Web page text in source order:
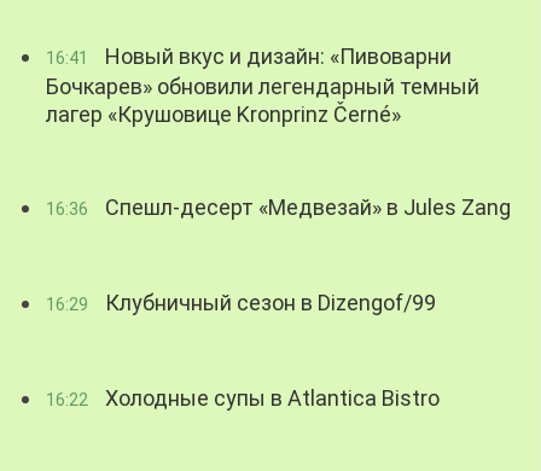
16:41
Новый вкус и дизайн: «Пивоварни
Бочкарев» обновили легендарный темный
лагер «Крушовице Kronprinz Černé»
16:36 Спешл-десерт «Медвезай» в Jules Zang
16:29 Клубничный сезон в Dizengof/99
16:22 Холодные супы в Atlantica Bistro